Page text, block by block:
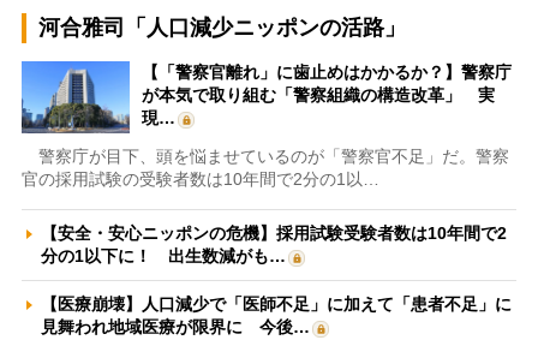
河合雅司「人口減少ニッポンの活路」
【「警察官離れ」に歯止めはかかるか？】警察庁
が本気で取り組む「警察組織の構造改革」 実
現…
警察庁が目下、頭を悩ませているのが「警察官不足」だ。警察
官の採用試験の受験者数は10年間で2分の1以…
【安全・安心ニッポンの危機】採用試験受験者数は10年間で2
分の1以下に！ 出生数減がも…
【医療崩壊】人口減少で「医師不足」に加えて「患者不足」に
見舞われ地域医療が限界に 今後…